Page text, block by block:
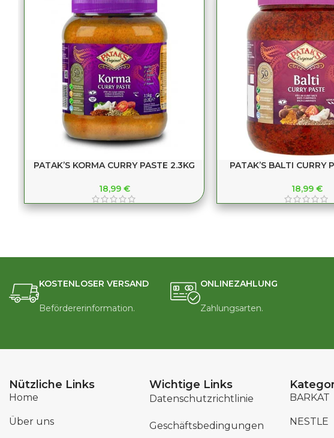
PATAK’S KORMA CURRY PASTE 2.3KG
18,99 €
PATAK’S BALTI CURRY
18,99 €
KOSTENLOSER VERSAND
Befördererinformation.
ONLINEZAHLUNG
Zahlungsarten.
Nützliche Links
Home
Über uns
Wichtige Links
Datenschutzrichtlinie
Geschäftsbedingungen
BARKAT
NESTLE